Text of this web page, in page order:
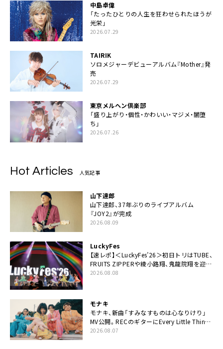
中島卓偉
「たったひとりの人生を狂わせられたほうが
光栄」
2026.07.29
TAIRIK
ソロメジャーデビューアルバム『Mother』発
売
2026.07.29
東京メルヘン倶楽部
「盛り上がり・個性・かわいい・マジメ・闇堕
ち」
2026.07.26
Hot Articles 人気記事
山下達郎
山下達郎、37年ぶりのライブアルバム
『JOY2』が完成
2026.08.09
LuckyFes
【速レポ】＜LuckyFes’26＞初日トリはTUBE、
FRUITS ZIPPERや綾小路翔、鬼龍院翔を迎え
た豪華コラボも「知ってたらぜひ一緒に歌っ
2026.08.08
モナキ
モナキ、新曲「すみなすものは心なりけり」
MV公開。RECのギターにEvery Little Thing・
伊藤一朗参加も
2026.08.07